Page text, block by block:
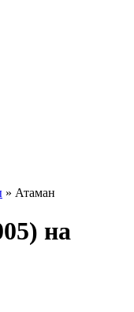
» Атаман
на